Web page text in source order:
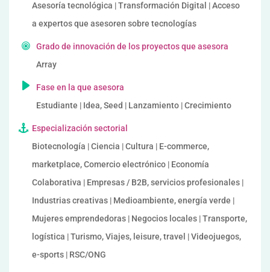
Asesoría tecnológica | Transformación Digital | Acceso
a expertos que asesoren sobre tecnologías
Grado de innovación de los proyectos que asesora
Array
Fase en la que asesora
Estudiante | Idea, Seed | Lanzamiento | Crecimiento
Especialización sectorial
Biotecnología | Ciencia | Cultura | E-commerce,
marketplace, Comercio electrónico | Economía
Colaborativa | Empresas / B2B, servicios profesionales |
Industrias creativas | Medioambiente, energía verde |
Mujeres emprendedoras | Negocios locales | Transporte,
logística | Turismo, Viajes, leisure, travel | Videojuegos,
e-sports | RSC/ONG